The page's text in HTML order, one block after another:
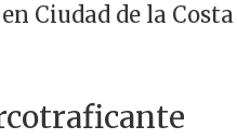
Ciudad de la